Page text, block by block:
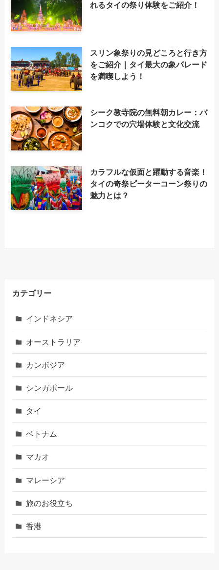
れるタイの祭り体験をご紹介！
スリン象祭りの見どころと行き方
をご紹介｜タイ最大の象パレード
を満喫しよう！
シーク教寺院の無料朝カレー：バ
ンコクでの穴場体験と文化交流
カラフルな仮面と躍動する音楽！
タイの奇祭ピーターコーン祭りの
魅力とは？
カテゴリー
インドネシア
オーストラリア
カンボジア
シンガポール
タイ
ベトナム
マカオ
マレーシア
旅のお役立ち
香港